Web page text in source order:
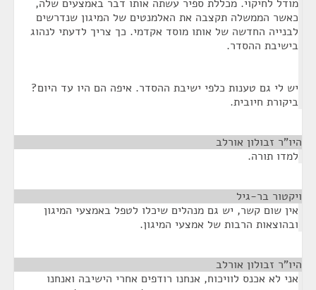
מודל לחיקוי. מכללת ספיר עשתה אותו דבר באמצעים שלה,
כאשר הממשלה תקצבה את האלמנטים של המיגון שנדרשים
לבנייה החדשה של אותו מוסד אקדמי. כך צריך לדעתי לנהוג
בישיבת ההסדר.
יש לי גם טענות כלפי ישיבת ההסדר. איפה הם היו עד היום?
ביקורת חיובית.
היו"ר זבולון אורלב
למדו תורה.
ויקטור בר-גיל
אין שום קשר, יש גם מנהלים שיכלו לטפל באמצעי המיגון
ובהוצאות הרבות של אמצעי המיגון.
היו"ר זבולון אורלב
אני לא אכנס לוויכוח, אנחנו רודפים אחרי הישיבה ואנחנו